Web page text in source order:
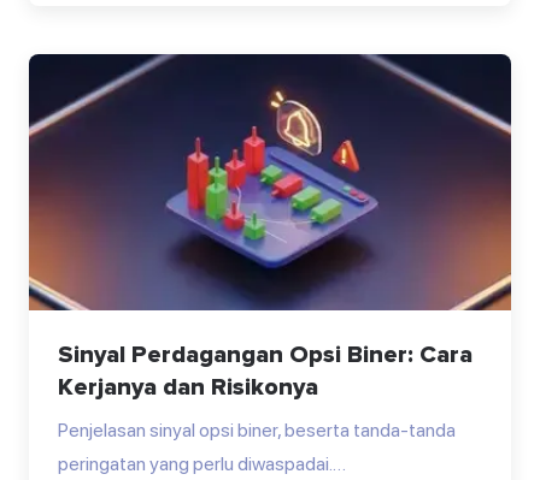
Sinyal Perdagangan Opsi Biner: Cara
Kerjanya dan Risikonya
Penjelasan sinyal opsi biner, beserta tanda-tanda
peringatan yang perlu diwaspadai.…